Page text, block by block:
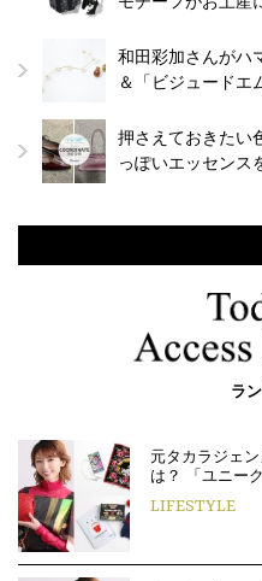
和田彩加さんがハ
＆「ビジュードエ
押さえておきたい
っぽいエッセンス
ラ
元タカラジェ
は？ 「ユニー
LIFESTYLE